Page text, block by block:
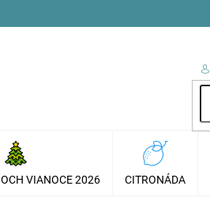
VIANOCE 2026 CITRONÁDA